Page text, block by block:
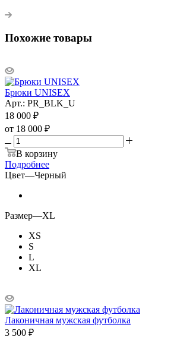
Похожие товары
Брюки UNISEX
Арт.: PR_BLK_U
18 000 ₽
от 18 000 ₽
В корзину
Подробнее
Цвет—Черный
Размер—XL
XS
S
L
XL
Лаконичная мужская футболка
3 500 ₽